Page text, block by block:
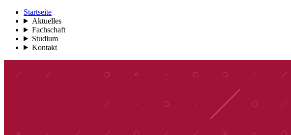
Startseite
Aktuelles
Fachschaft
Studium
Kontakt